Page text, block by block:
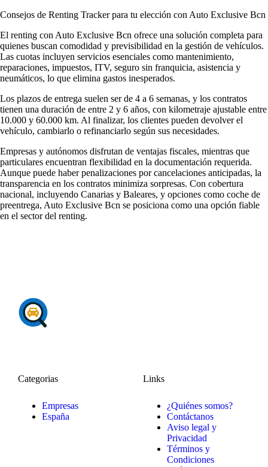
Consejos de Renting Tracker para tu elección con Auto Exclusive Bcn
El renting con Auto Exclusive Bcn ofrece una solución completa para
quienes buscan comodidad y previsibilidad en la gestión de vehículos.
Las cuotas incluyen servicios esenciales como mantenimiento,
reparaciones, impuestos, ITV, seguro sin franquicia, asistencia y
neumáticos, lo que elimina gastos inesperados.
Los plazos de entrega suelen ser de 4 a 6 semanas, y los contratos
tienen una duración de entre 2 y 6 años, con kilometraje ajustable entre
10.000 y 60.000 km. Al finalizar, los clientes pueden devolver el
vehículo, cambiarlo o refinanciarlo según sus necesidades.
Empresas y autónomos disfrutan de ventajas fiscales, mientras que
particulares encuentran flexibilidad en la documentación requerida.
Aunque puede haber penalizaciones por cancelaciones anticipadas, la
transparencia en los contratos minimiza sorpresas. Con cobertura
nacional, incluyendo Canarias y Baleares, y opciones como coche de
preentrega, Auto Exclusive Bcn se posiciona como una opción fiable
en el sector del renting.
Categorias
Empresas
España
Links
¿Quiénes somos?
Contáctanos
Aviso legal y
Privacidad
Términos y
Condiciones